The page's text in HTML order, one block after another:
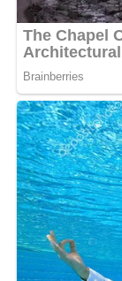
Mareless
pour venir
venant du 241
massivement
juillet prochain
beaucoup
elle lancé.
Tout comme
également
événement qui
Hop. Le
and see !